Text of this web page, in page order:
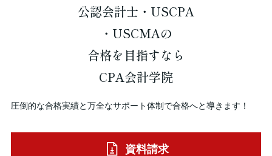
公認会計士・USCPA
・USCMAの
合格を 目指すなら
CPA会計学院
圧倒的な合格実績と万全なサポート体制で合格へと導きます！
資料請求